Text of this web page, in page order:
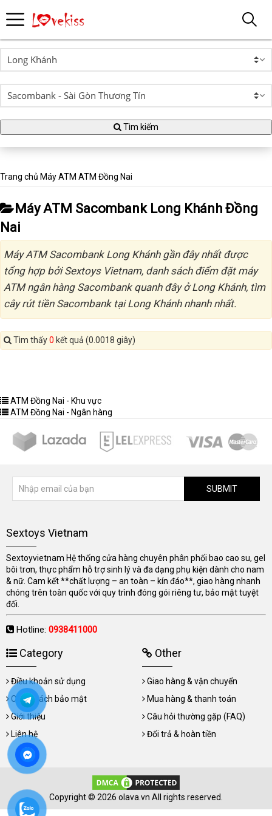
Tìm kiếm
Trang chủ Máy ATM ATM Đồng Nai
Máy ATM Sacombank Long Khánh Đồng
Nai
Máy ATM Sacombank Long Khánh gần đây nhất được
tổng hợp bởi Sextoys Vietnam, danh sách điểm đặt máy
ATM ngân hàng Sacombank quanh đây ở Long Khánh, tìm
cây rút tiền Sacombank tại Long Khánh nhanh nhất.
Tìm thấy0 kết quả (0.0018 giây)
ATM Đồng Nai - Khu vực
ATM Đồng Nai - Ngân hàng
SUBMIT
Sextoys Vietnam
Sextoyvietnam Hệ thống cửa hàng chuyên phân phối bao cao su, gel
bôi trơn, thực phẩm hỗ trợ sinh lý và đa dạng phụ kiện dành cho nam
& nữ. Cam kết **chất lượng – an toàn – kín đáo**, giao hàng nhanh
chóng trên toàn quốc với quy trình đóng gói riêng tư, bảo mật tuyệt
đối.
Hotline: 0938411000
Category
Điều khoản sử dụng
Chính sách bảo mật
Giới thiệu
Liên hệ
Other
Giao hàng & vận chuyển
Mua hàng & thanh toán
Câu hỏi thường gặp (FAQ)
Đổi trả & hoàn tiền
Copyright © 2026 olava.vn All rights reserved.